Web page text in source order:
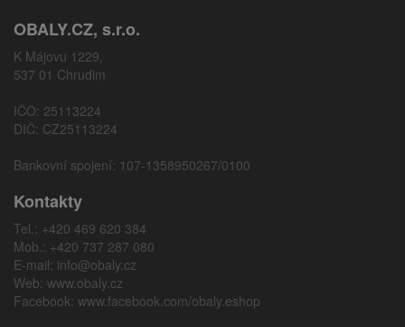
OBALY.CZ, s.r.o.
K Májovu 1229,
537 01 Chrudim
IČO: 25113224
DIČ: CZ25113224
Bankovní spojení: 107-1358950267/0100
Kontakty
Tel.: +420 469 620 384
Mob.: +420 737 287 080
E-mail: info@obaly.cz
Web: www.obaly.cz
Facebook: www.facebook.com/obaly.eshop